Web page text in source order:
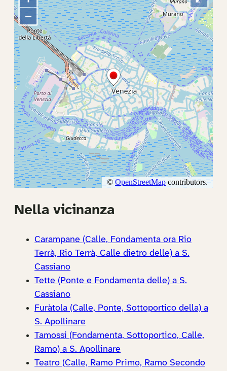
Nella vicinanza
Carampane (Calle, Fondamenta ora Rio
Terrà, Rio Terrà, Calle dietro delle) a S.
Cassiano
Tette (Ponte e Fondamenta delle) a S.
Cassiano
Furàtola (Calle, Ponte, Sottoportico della) a
S. Apollinare
Tamossi (Fondamenta, Sottoportico, Calle,
Ramo) a S. Apollinare
Teatro (Calle, Ramo Primo, Ramo Secondo